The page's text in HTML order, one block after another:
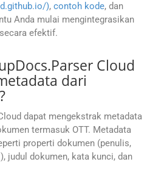
), contoh kode, dan
Anda mulai mengintegrasikan
efektif.
Cloud
dari
dapat mengekstrak metadata
termasuk OTT. Metadata
properti dokumen (penulis,
judul dokumen, kata kunci, dan